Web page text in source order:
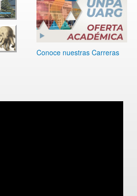
Conoce nuestras Carreras